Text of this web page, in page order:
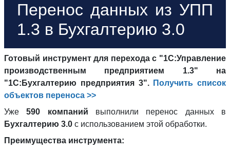
Перенос данных из УПП
1.3 в Бухгалтерию 3.0
Готовый инструмент для перехода с "1С:Управление
производственным предприятием 1.3" на
"1С:Бухгалтерию предприятия 3".
Получить список
объектов переноса >>
Уже590 компаний выполнили перенос данных в
Бухгалтерию 3.0 с использованием этой обработки.
Преимущества инструмента: